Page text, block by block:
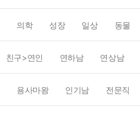
의학 성장 일상 동물
친구>연인 연하남 연상남
용사마왕 인기남 전문직